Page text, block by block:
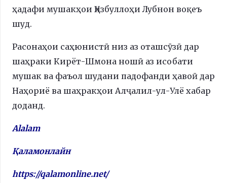
ҳадафи мушакҳои Ҳизбуллоҳи Лубнон воқеъ
шуд.
Расонаҳои саҳюнистӣ низ аз оташсӯзӣ дар
шаҳраки Кирёт-Шмона ношӣ аз исобати
мушак ва фаъол шудани падофанди ҳавоӣ дар
Наҳориё ва шаҳракҳои Алҷалил-ул-Улё хабар
доданд.
Alalam
Қаламонлайн
https://qalamonline.net/